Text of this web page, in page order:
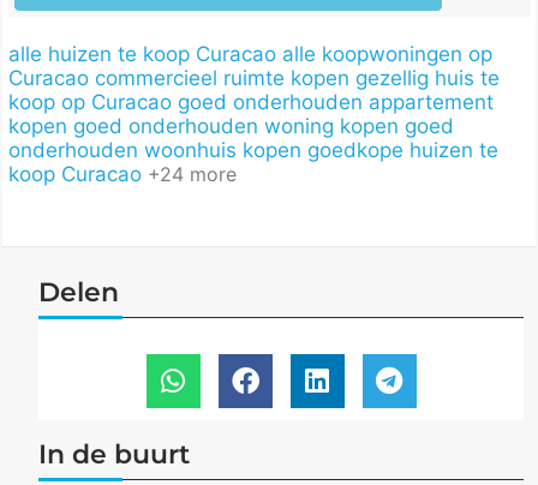
alle huizen te koop Curacao alle koopwoningen op
Curacao commercieel ruimte kopen gezellig huis te
koop op Curacao goed onderhouden appartement
kopen goed onderhouden woning kopen goed
onderhouden woonhuis kopen goedkope huizen te
koop Curacao +24 more
Delen
In de buurt